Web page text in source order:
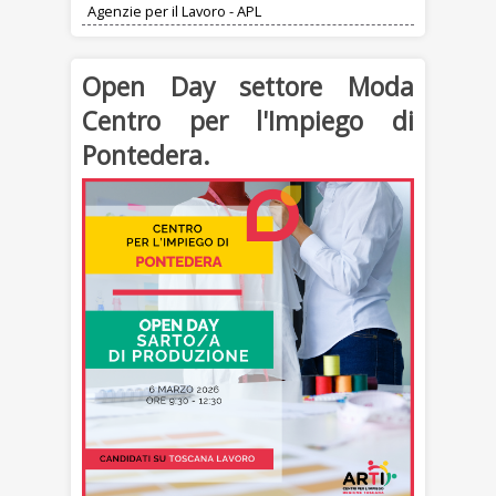
Agenzie per il Lavoro - APL
Open Day settore Moda
Centro per l'Impiego di
Pontedera.